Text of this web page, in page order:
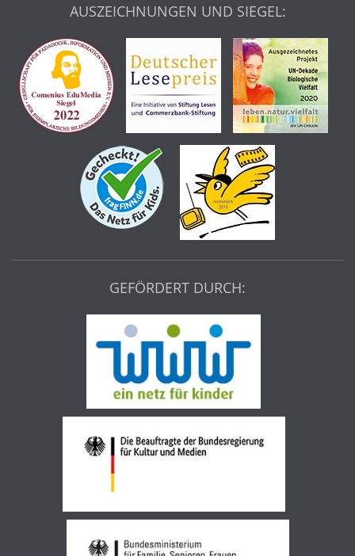
AUSZEICHNUNGEN UND SIEGEL:
GEFÖRDERT DURCH: